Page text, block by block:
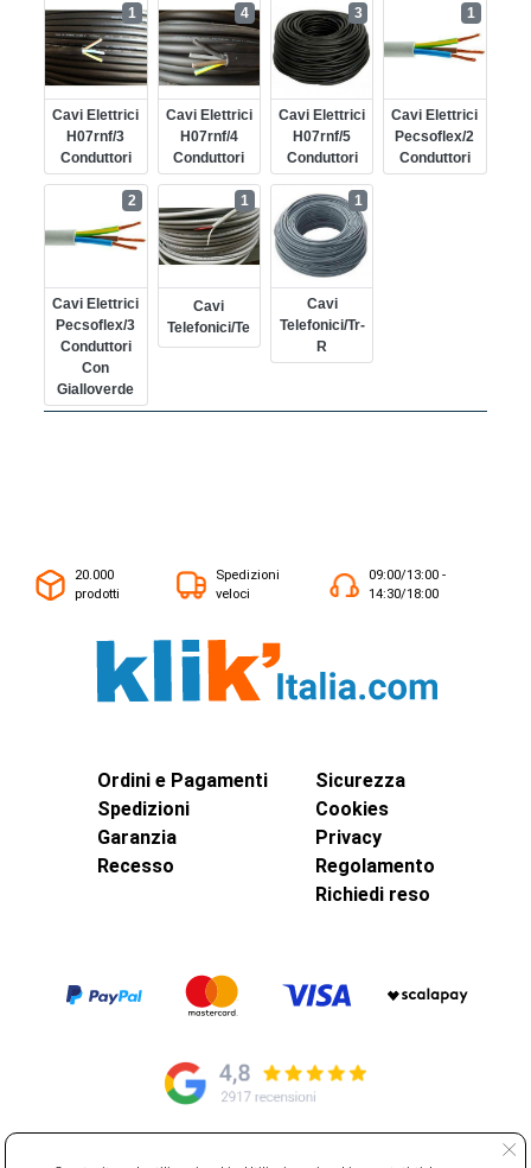
Cavi Elettrici
H07rnf/3
Conduttori
1
Cavi Elettrici
H07rnf/4
Conduttori
4
Cavi Elettrici
H07rnf/5
Conduttori
3
Cavi Elettrici
Pecsoflex/2
Conduttori
1
Cavi Elettrici
Pecsoflex/3
Conduttori
Con
Gialloverde
2
Cavi
Telefonici/te
1
Cavi
Telefonici/tr-
R
1
20.000
prodotti
Spedizioni
veloci
09:00/13:00 -
14:30/18:00
Ordini e Pagamenti
Spedizioni
Garanzia
Recesso
Sicurezza
Cookies
Privacy
Regolamento
Richiedi reso